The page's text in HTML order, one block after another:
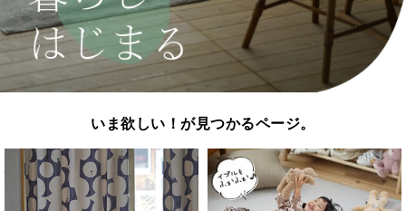
いま欲しい！が見つかるページ。